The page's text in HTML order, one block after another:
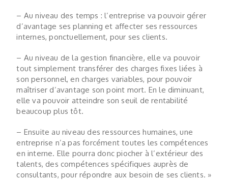
– Au niveau des temps : l’entreprise va pouvoir gérer
d’avantage ses planning et affecter ses ressources
internes, ponctuellement, pour ses clients.
– Au niveau de la gestion financière, elle va pouvoir
tout simplement transférer des charges fixes liées à
son personnel, en charges variables, pour pouvoir
maîtriser d’avantage son point mort. En le diminuant,
elle va pouvoir atteindre son seuil de rentabilité
beaucoup plus tôt.
– Ensuite au niveau des ressources humaines, une
entreprise n’a pas forcément toutes les compétences
en interne. Elle pourra donc piocher à l’extérieur des
talents, des compétences spécifiques auprès de
consultants, pour répondre aux besoin de ses clients. »